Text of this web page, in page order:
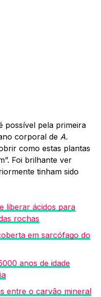
possível pela primeira
corporal de A.
como estas plantas
Foi brilhante ver
tinham sido
liberar ácidos para
rochas
em sarcófago do
anos de idade
entre o carvão mineral